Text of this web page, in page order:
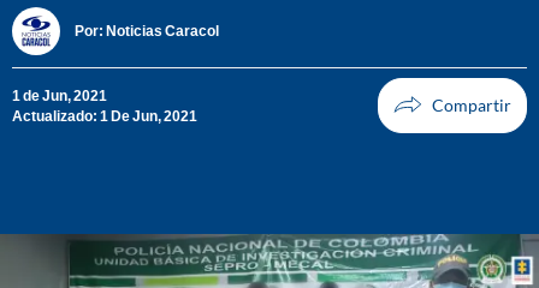
Por: Noticias Caracol
1 de Jun, 2021
Actualizado: 1 De Jun, 2021